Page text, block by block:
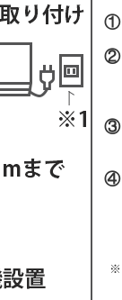
①
②
③
④
※